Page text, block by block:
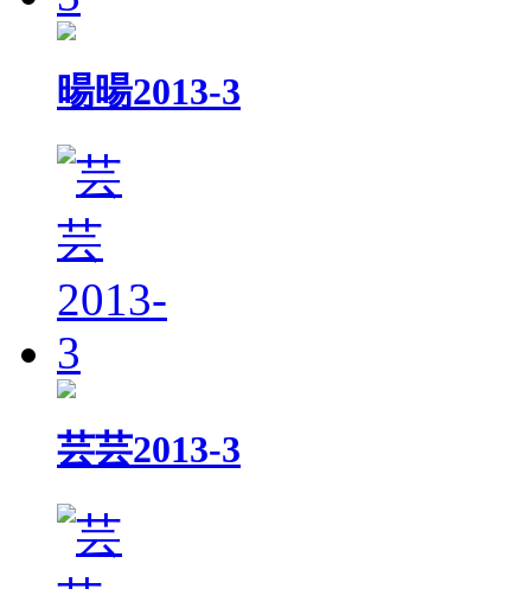
暘暘2013-3
芸芸2013-3